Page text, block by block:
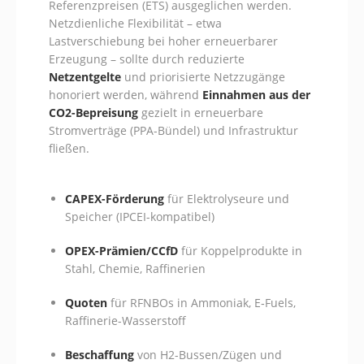
Referenzpreisen (ETS) ausgeglichen werden.
Netzdienliche Flexibilität – etwa
Lastverschiebung bei hoher erneuerbarer
Erzeugung – sollte durch reduzierte
Netzentgelte und priorisierte Netzzugänge
honoriert werden, während Einnahmen aus der
CO2-Bepreisung gezielt in erneuerbare
Stromverträge (PPA-Bündel) und Infrastruktur
fließen.
CAPEX-Förderung für Elektrolyseure und
Speicher (IPCEI-kompatibel)
OPEX-Prämien/CCfD für Koppelprodukte in
Stahl, Chemie, Raffinerien
Quoten für RFNBOs in Ammoniak, E‑Fuels,
Raffinerie-Wasserstoff
Beschaffung von H2-Bussen/Zügen und